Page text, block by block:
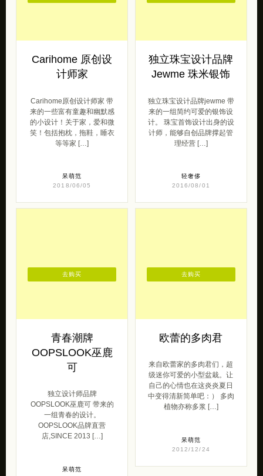
Carihome 原创设
计师家
Carihome原创设计师家 带
来的一些富有童趣和幽默感
的小设计！关于家，爱和微
笑！包括抱枕，拖鞋，睡衣
等等家 […]
呆萌范
2018/06/05
独立珠宝设计品牌
Jewme 珠米银饰
独立珠宝设计品牌jewme 带
来的一组简约可爱的银饰设
计。 珠宝首饰设计出身的设
计师，能够自创品牌撑起管
理经营 […]
轻奢侈
2016/08/01
青春潮牌
OOPSLOOK巫鹿
可
独立设计师品牌
OOPSLOOK巫鹿可 带来的
一组青春的设计。
OOPSLOOK品牌直营
店,SINCE 2013 […]
呆萌范
去购买
欧蕾的多肉君
来自欧蕾家的多肉君们，超
级迷你可爱的小型盆栽。让
自己的心情也在这炎炎夏日
中变得清新简单吧：） 多肉
植物亦称多浆 […]
呆萌范
2012/12/24
去购买